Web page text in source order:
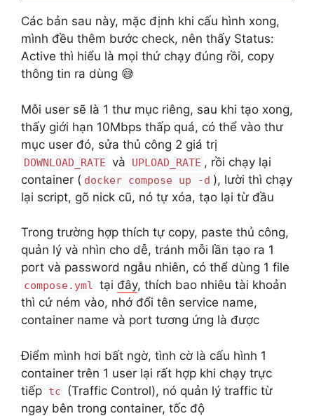
Các bản sau này, mặc định khi cấu hình xong,
mình đều thêm bước check, nên thấy Status:
Active thì hiểu là mọi thứ chạy đúng rồi, copy
thông tin ra dùng 😅
Mỗi user sẽ là 1 thư mục riêng, sau khi tạo xong,
thấy giới hạn 10Mbps thấp quá, có thể vào thư
mục user đó, sửa thủ công 2 giá trị
DOWNLOAD_RATE và UPLOAD_RATE , rồi chạy lại
container ( docker compose up -d ), lười thì chạy
lại script, gõ nick cũ, nó tự xóa, tạo lại từ đầu
Trong trường hợp thích tự copy, paste thủ công,
quản lý và nhìn cho dễ, tránh mỗi lần tạo ra 1
port và password ngẫu nhiên, có thể dùng 1 file
compose.yml tại đây, thích bao nhiêu tài khoản
thì cứ ném vào, nhớ đổi tên service name,
container name và port tương ứng là được
Điểm mình hơi bất ngờ, tình cờ là cấu hình 1
container trên 1 user lại rất hợp khi chạy trực
tiếp tc
(Traffic Control), nó quản lý traffic từ
ngay bên trong container, tốc độ